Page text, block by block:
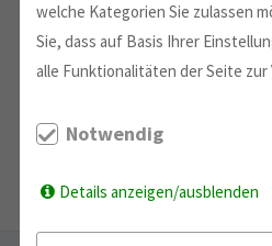
welche Kategorien Sie zulassen
Sie, dass auf Basis Ihrer
alle Funktionalitäten der Seite
Notwendig
Details anzeigen/ausblenden